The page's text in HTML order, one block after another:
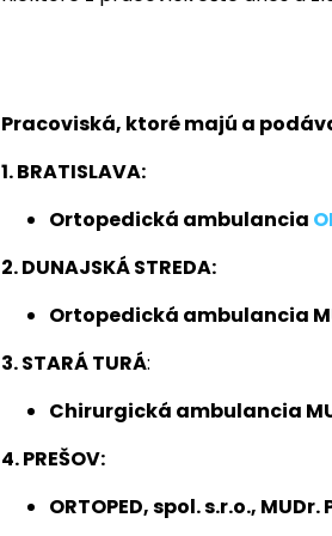
Pracoviská, ktoré majú a
1. BRATISLAVA:
Ortopedická ambulancia
2. DUNAJSKÁ STREDA:
Ortopedická ambulancia
3. STARÁ TURÁ:
Chirurgická ambulancia
4. PREŠOV:
ORTOPED, spol. s.r.o.,